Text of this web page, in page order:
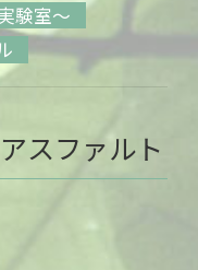
験室～
スファルト